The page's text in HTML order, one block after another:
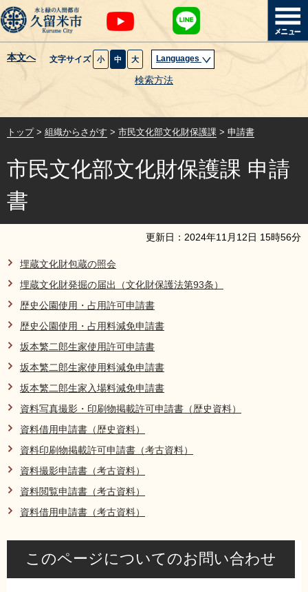
本文へ 文字サイズ 小 中 大 Languages
検索方法
暮らし・届出
健康・医療・福祉
観光魅力・イベント
計画・政策
リンク集
RSS
サイトについて
トップ> 組織からさがす > 市民文化部文化財保護課 > 申請書
市民文化部文化財保護課 申請
書
更新日： 2024年11 月 12日 15時56分
埋蔵文化財包蔵の照会
埋蔵文化財発掘の届出（文化財保護法第93条）
歴史公園使用・占用許可申請書
歴史公園使用・占用料減免申請書
坂本繁二郎生家使用許可申請書
坂本繁二郎生家使用料減免申請書
坂本繁二郎生家入場料減免申請書
資料写真撮影・印刷物掲載許可申請書（歴史資料）
資料借用申請書（歴史資料）
資料印刷物掲載許可申請書（考古資料）
資料撮影申請書（考古資料）
資料閲覧申請書（考古資料）
資料借用申請書（考古資料）
このページについてのお問い合わせ